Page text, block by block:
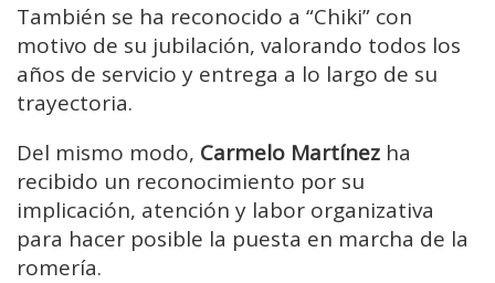
También se ha reconocido a “Chiki” con
motivo de su jubilación, valorando todos los
años de servicio y entrega a lo largo de su
trayectoria.
Del mismo modo, Carmelo Martínez ha
recibido un reconocimiento por su
implicación, atención y labor organizativa
para hacer posible la puesta en marcha de la
romería.